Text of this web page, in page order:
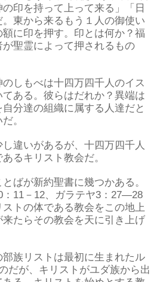
印を持って上って来る 」
「日
。東から来る もう１人の御使い
に印を押す。 印 とは何か？福
聖霊によって押されるもの
のしもべは十四万四千人のイス
てある。彼らはだれか？異端は
自分達の組織に属する人達だと
だ。
し違いがあるが、十四万四千人
るキリスト教会だ。
ばが新約聖書に幾つかある。
11－12、 ガラテヤ3：27―28
トの体である教会をこの地上
たらその教会を天に引き上げ
族リストは最初に生まれたル
だが、 キリスト がユダ族から出